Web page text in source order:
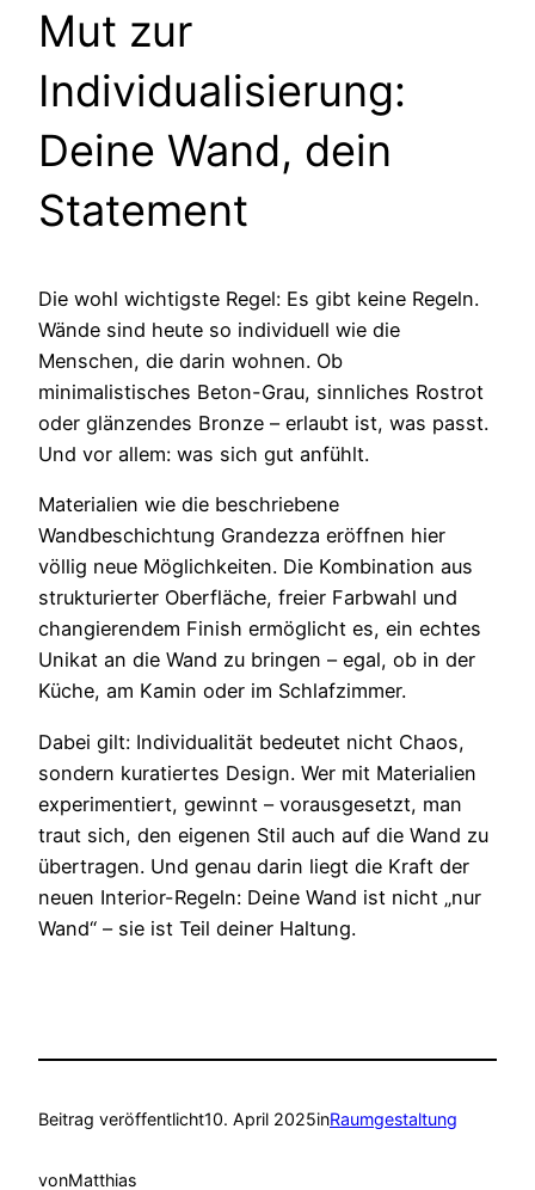
Mut zur
Individualisierung:
Deine Wand, dein
Statement
Die wohl wichtigste Regel: Es gibt keine Regeln.
Wände sind heute so individuell wie die
Menschen, die darin wohnen. Ob
minimalistisches Beton-Grau, sinnliches Rostrot
oder glänzendes Bronze – erlaubt ist, was passt.
Und vor allem: was sich gut anfühlt.
Materialien wie die beschriebene
Wandbeschichtung Grandezza eröffnen hier
völlig neue Möglichkeiten. Die Kombination aus
strukturierter Oberfläche, freier Farbwahl und
changierendem Finish ermöglicht es, ein echtes
Unikat an die Wand zu bringen – egal, ob in der
Küche, am Kamin oder im Schlafzimmer.
Dabei gilt: Individualität bedeutet nicht Chaos,
sondern kuratiertes Design. Wer mit Materialien
experimentiert, gewinnt – vorausgesetzt, man
traut sich, den eigenen Stil auch auf die Wand zu
übertragen. Und genau darin liegt die Kraft der
neuen Interior-Regeln: Deine Wand ist nicht „nur
Wand“ – sie ist Teil deiner Haltung.
Beitrag veröffentlicht10. April 2025inRaumgestaltung
vonMatthias